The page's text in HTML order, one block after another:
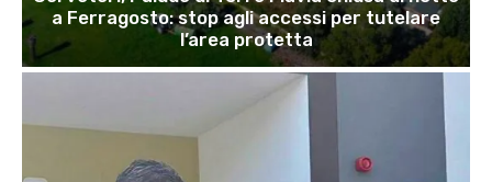
a Ferragosto: stop agli accessi per tutelare
l’area protetta